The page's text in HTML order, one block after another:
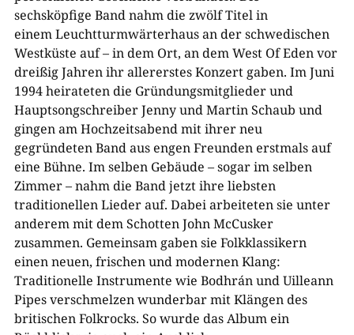
sechsköpfige Band nahm die zwölf Titel in
einem Leuchtturmwärterhaus an der schwedischen
Westküste auf – in dem Ort, an dem West Of Eden vor
dreißig Jahren ihr allererstes Konzert gaben. Im Juni
1994 heirateten die Gründungsmitglieder und
Hauptsongschreiber Jenny und Martin Schaub und
gingen am Hochzeitsabend mit ihrer neu
gegründeten Band aus engen Freunden erstmals auf
eine Bühne. Im selben Gebäude – sogar im selben
Zimmer – nahm die Band jetzt ihre liebsten
traditionellen Lieder auf. Dabei arbeiteten sie unter
anderem mit dem Schotten John McCusker
zusammen. Gemeinsam gaben sie Folkklassikern
einen neuen, frischen und modernen Klang:
Traditionelle Instrumente wie Bodhrán und Uilleann
Pipes verschmelzen wunderbar mit Klängen des
britischen Folkrocks. So wurde das Album ein